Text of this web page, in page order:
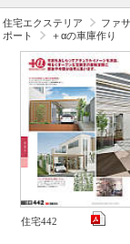
住宅エクステリア
ファ
ポート
＋αの車庫作り
住宅442